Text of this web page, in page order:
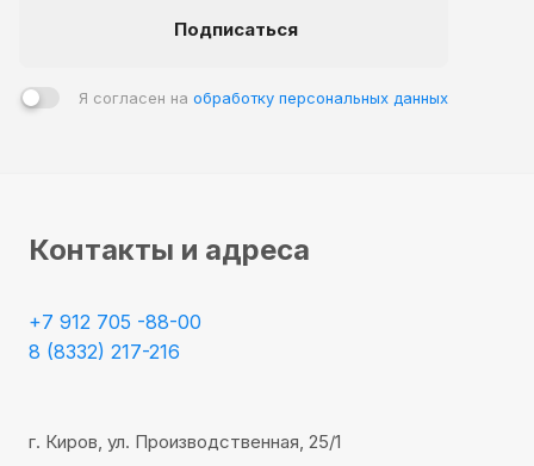
используются экологически чистые материалы, что
внимание экологии. Кварцвиниловый ламинат имеет
Подписаться
Я согласен на обработку персональных данных
Контакты и адреса
+7 912 705 -88-00
8 (8332) 217-216
г. Киров, ул. Производственная, 25/1